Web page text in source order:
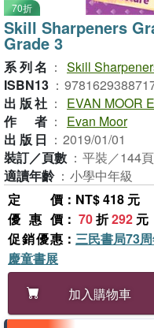
70折
Skill Sharpeners
Grade 3
系列名 ： Skill
ISBN13 ：
出版社 ：
EVAN MOOR
作者 ：
Evan Moor
出版日 ： 2019/01/01
裝訂／頁數 ： 平裝／144頁
適讀年齡 ： 小學中年級
定價 ：NT$ 418 元
優惠價 ： 70折292 元
促銷優惠 ： 三民書局73
慶童書展
加入購物車